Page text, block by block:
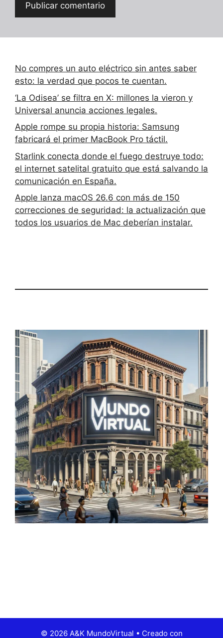
No compres un auto eléctrico sin antes saber
esto: la verdad que pocos te cuentan.
‘La Odisea’ se filtra en X: millones la vieron y
Universal anuncia acciones legales.
Apple rompe su propia historia: Samsung
fabricará el primer MacBook Pro táctil.
Starlink conecta donde el fuego destruye todo:
el internet satelital gratuito que está salvando la
comunicación en España.
Apple lanza macOS 26.6 con más de 150
correcciones de seguridad: la actualización que
todos los usuarios de Mac deberían instalar.
© 2026 A&K MundoVirtual • Creado con